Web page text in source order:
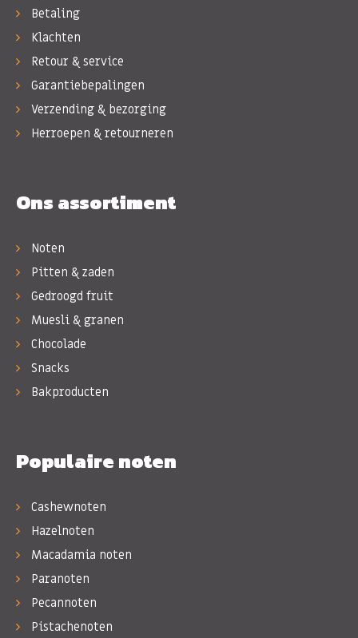
Betaling
Klachten
Retour & service
Garantiebepalingen
Verzending & bezorging
Herroepen & retourneren
Ons assortiment
Noten
Pitten & zaden
Gedroogd fruit
Muesli & granen
Chocolade
Snacks
Bakproducten
Populaire noten
Cashewnoten
Hazelnoten
Macadamia noten
Paranoten
Pecannoten
Pistachenoten